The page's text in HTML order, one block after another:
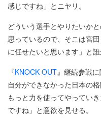
感じですね」とニヤリ。
どういう選手とやりたいか
思っているので、そこは宮
に任せたいと思います」と
『KNOCK OUT』継続参戦
自分ができなかった日本の
もっと力を使ってやってい
ですね」と意欲を見せる。